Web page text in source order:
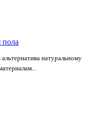
пола
натуральному